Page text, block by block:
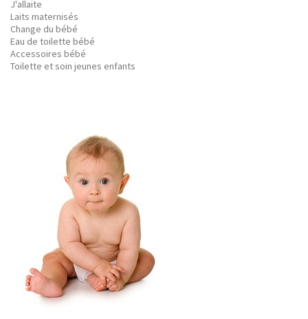
J'allaite
Laits maternisés
Change du bébé
Eau de toilette bébé
Accessoires bébé
Toilette et soin jeunes enfants